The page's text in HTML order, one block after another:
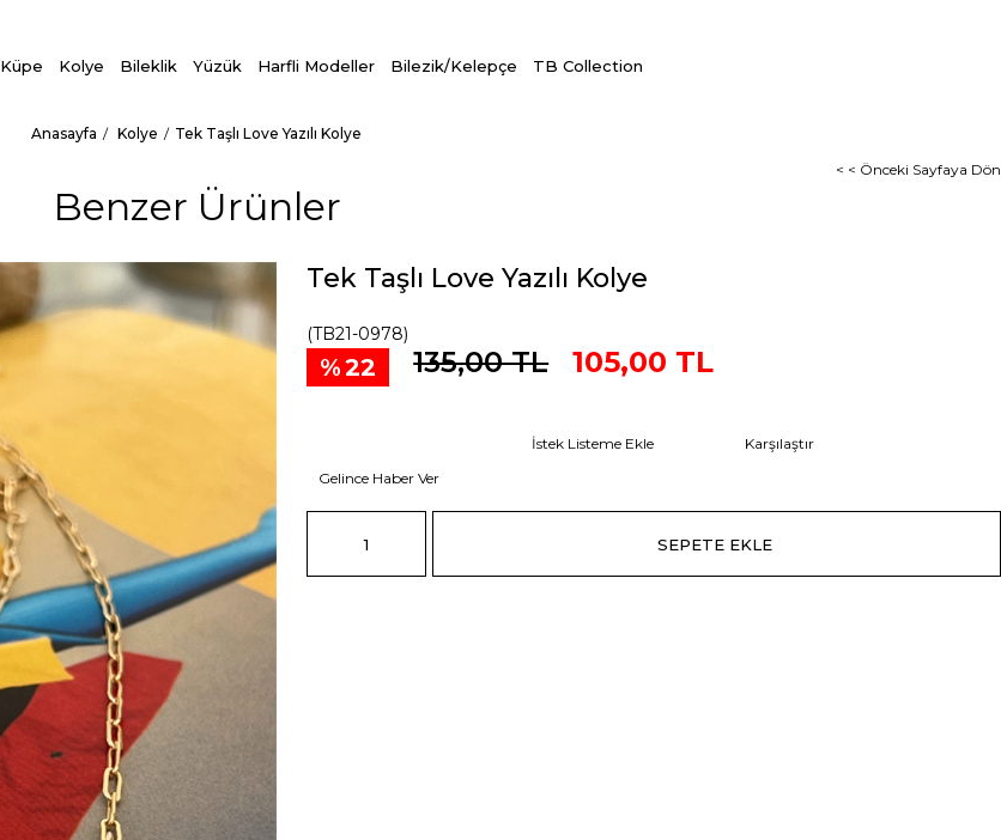
Küpe Kolye Bileklik Yüzük Harfli Modeller Bilezik/Kelepçe TB Collection
Anasayfa Kolye
Tek Taşlı Love Yazılı Kolye
< < Önceki Sayfaya Dön
Benzer Ürünler
Tek Taşlı Love Yazılı Kolye
(TB21-0978)
22 135,00 TL 105,00 TL
İstek Listeme Ekle
Karşılaştır
Gelince Haber Ver